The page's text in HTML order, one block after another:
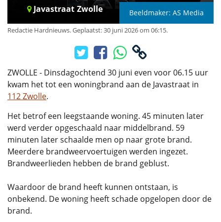
Javastraat Zwolle Beeldmaker: AS Media
Redactie Hardnieuws.Geplaatst: 30 juni 2026 om 06:15.
ZWOLLE - Dinsdagochtend 30 juni even voor 06.15 uur
kwam het tot een woningbrand aan de Javastraat in
112 Zwolle.
Het betrof een leegstaande woning. 45 minuten later
werd verder opgeschaald naar middelbrand. 59
minuten later schaalde men op naar grote brand.
Meerdere brandweervoertuigen werden ingezet.
Brandweerlieden hebben de brand geblust.
Waardoor de brand heeft kunnen ontstaan, is
onbekend. De woning heeft schade opgelopen door de
brand.